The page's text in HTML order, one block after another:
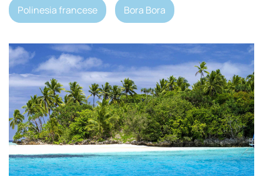
Polinesia francese Bora Bora